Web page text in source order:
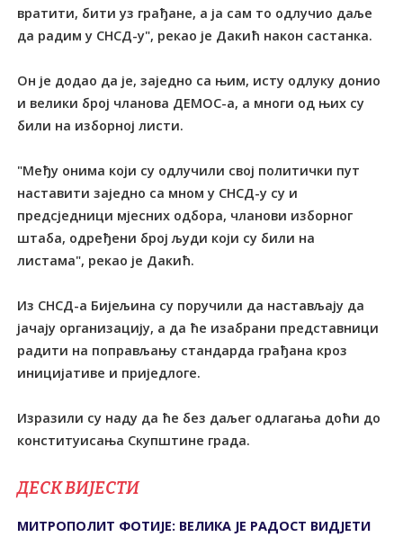
вратити, бити уз грађане, а ја сам то одлучио даље
да радим у СНСД-у", рекао је Дакић након састанка.
Он је додао да је, заједно са њим, исту одлуку донио
и велики број чланова ДЕМОС-а, а многи од њих су
били на изборној листи.
"Међу онима који су одлучили свој политички пут
наставити заједно са мном у СНСД-у су и
предсједници мјесних одбора, чланови изборног
штаба, одређени број људи који су били на
листама", рекао је Дакић.
Из СНСД-а Бијељина су поручили да настављају да
јачају организацију, а да ће изабрани представници
радити на поправљању стандарда грађана кроз
иницијативе и приједлоге.
Изразили су наду да ће без даљег одлагања доћи до
конституисања Скупштине града.
ДЕСК ВИЈЕСТИ
МИТРОПОЛИТ ФОТИЈЕ: ВЕЛИКА ЈЕ РАДОСТ ВИДЈЕТИ